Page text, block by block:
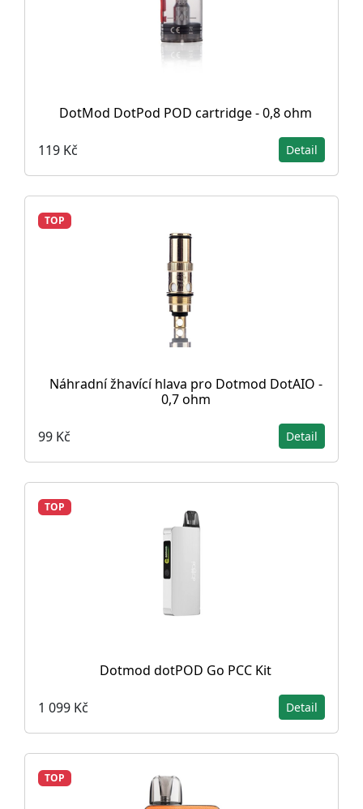
DotMod DotPod POD cartridge - 0,8 ohm
119 Kč Detail
TOP
Náhradní žhavící hlava pro Dotmod DotAIO -
0,7 ohm
99 Kč Detail
TOP
Dotmod dotPOD Go PCC Kit
1 099 Kč Detail
TOP